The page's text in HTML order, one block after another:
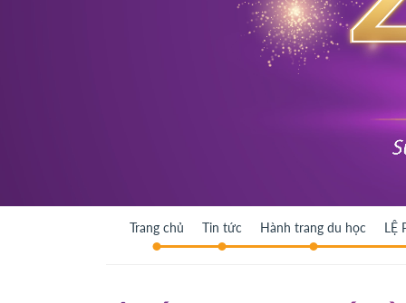
Trang chủ Tin tức Hành trang du học LỆ